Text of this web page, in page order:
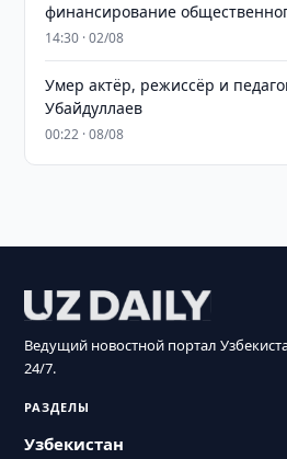
финансирование
14:30 · 02/08
Умер актёр, режиссёр и
Убайдуллаев
00:22 · 08/08
Ведущий новостной портал
24/7.
РАЗДЕЛЫ
Узбекистан